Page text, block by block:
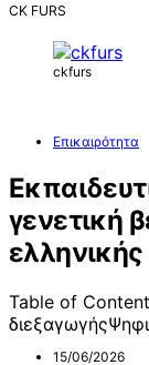
CK FURS
ckfurs
Επικαιρότητα
γενετική
Table of
15/06/2026